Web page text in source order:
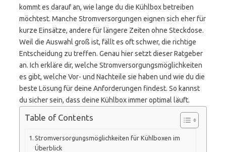
kommt es darauf an, wie lange du die Kühlbox betreiben
möchtest. Manche Stromversorgungen eignen sich eher für
kurze Einsätze, andere für längere Zeiten ohne Steckdose.
Weil die Auswahl groß ist, fällt es oft schwer, die richtige
Entscheidung zu treffen. Genau hier setzt dieser Ratgeber
an. Ich erkläre dir, welche Stromversorgungsmöglichkeiten
es gibt, welche Vor- und Nachteile sie haben und wie du die
beste Lösung für deine Anforderungen findest. So kannst
du sicher sein, dass deine Kühlbox immer optimal läuft.
Table of Contents
Stromversorgungsmöglichkeiten für Kühlboxen im
Überblick